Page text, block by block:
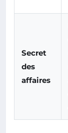
Secret
des
affaires